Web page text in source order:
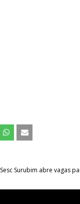
Sesc Surubim abre vagas